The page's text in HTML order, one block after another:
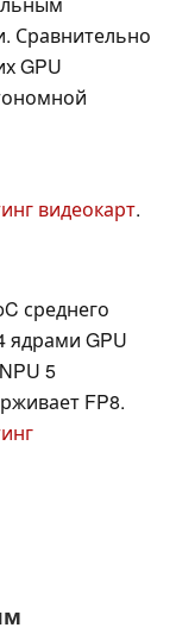
Сравнительно
GPU
видеокарт.
среднего
ядрами GPU
5
FP8.